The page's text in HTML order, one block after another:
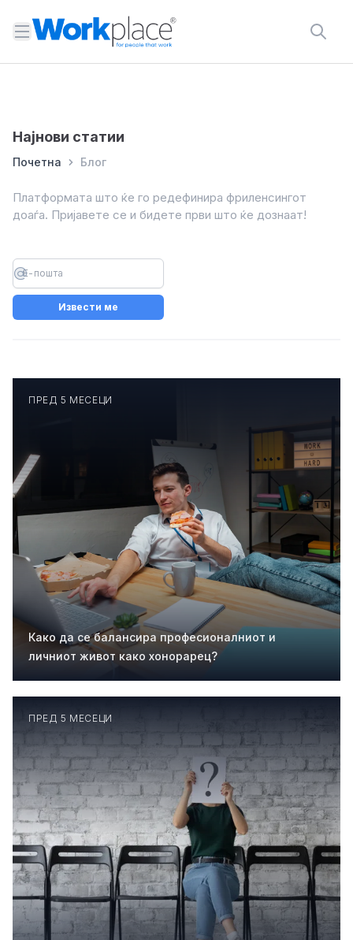
Open menu
Најнови статии
Почетна Блог
Платформата што ќе го редефинира фриленсингот
доаѓа. Пријавете се и бидете први што ќе дознаат!
Извести ме
ПРЕД 5 МЕСЕЦИ
Како да се балансира професионалниот и
личниот живот како хонорарец?
ПРЕД 5 МЕСЕЦИ